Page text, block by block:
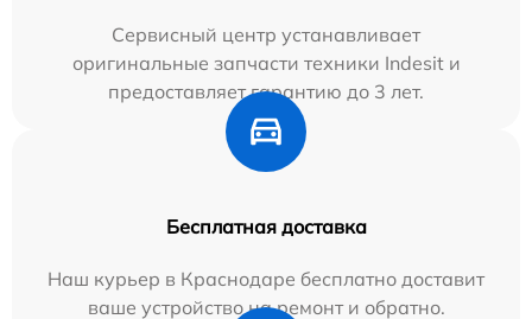
Сервисный центр устанавливает
оригинальные запчасти техники Indesit и
предоставляет гарантию до 3 лет.
Бесплатная доставка
Наш курьер в Краснодаре бесплатно доставит
ваше устройство на ремонт и обратно.